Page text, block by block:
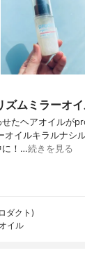
ズムミラーオ
たヘアオイルが
オイルキラルナシ
に！…続きを見る
ダクト)
イル